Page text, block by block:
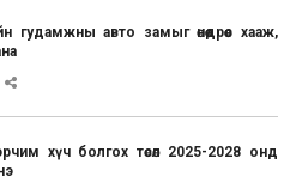
гудамжны авто замыг өнөөдрөөс хааж,
хүч болгох төсөл 2025-2028 онд